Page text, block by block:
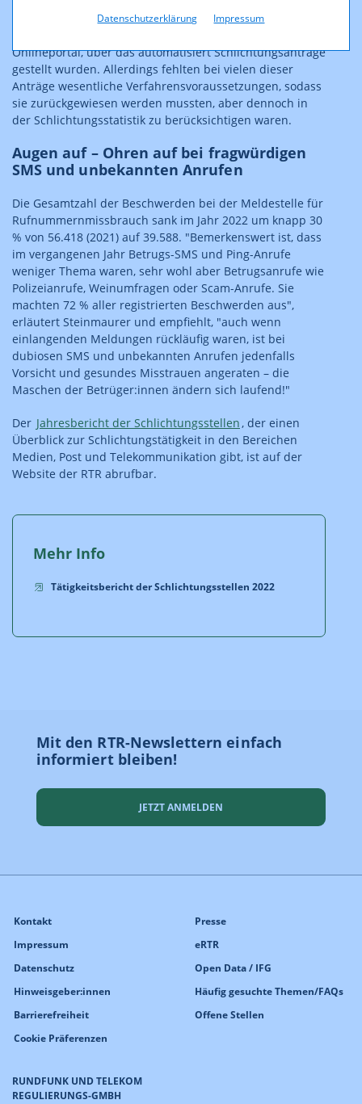
Datenschutzerklärung Impressum
127 Verfahren (2022), befinden sich aber dennoch auf
Onlineportal, über das automatisiert Schlichtungsanträge
gestellt wurden. Allerdings fehlten bei vielen dieser
Anträge wesentliche Verfahrensvoraussetzungen, sodass
sie zurückgewiesen werden mussten, aber dennoch in
der Schlichtungsstatistik zu berücksichtigen waren.
Augen auf – Ohren auf bei fragwürdigen
SMS und unbekannten Anrufen
Die Gesamtzahl der Beschwerden bei der Meldestelle für
Rufnummernmissbrauch sank im Jahr 2022 um knapp 30
% von 56.418 (2021) auf 39.588. "Bemerkenswert ist, dass
im vergangenen Jahr Betrugs-SMS und Ping-Anrufe
weniger Thema waren, sehr wohl aber Betrugsanrufe wie
Polizeianrufe, Weinumfragen oder Scam-Anrufe. Sie
machten 72 % aller registrierten Beschwerden aus",
erläutert Steinmaurer und empfiehlt, "auch wenn
einlangenden Meldungen rückläufig waren, ist bei
dubiosen SMS und unbekannten Anrufen jedenfalls
Vorsicht und gesundes Misstrauen angeraten – die
Maschen der Betrüger:innen ändern sich laufend!"
Der Jahresbericht der Schlichtungsstellen, der einen
Überblick zur Schlichtungstätigkeit in den Bereichen
Medien, Post und Telekommunikation gibt, ist auf der
Website der RTR abrufbar.
Mehr Info
Tätigkeitsbericht der Schlichtungsstellen 2022
Mit den RTR-Newslettern einfach
informiert bleiben!
JETZT ANMELDEN
RUNDFUNK UND TELEKOM
REGULIERUNGS-GMBH
Kontakt
Impressum
Datenschutz
Hinweisgeber:innen
Barrierefreiheit
Cookie Präferenzen
Presse
eRTR
Open Data / IFG
Häufig gesuchte Themen/FAQs
Offene Stellen